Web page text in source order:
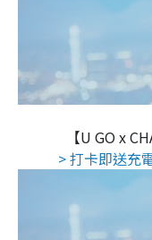
【U GO x
> 打卡即送充